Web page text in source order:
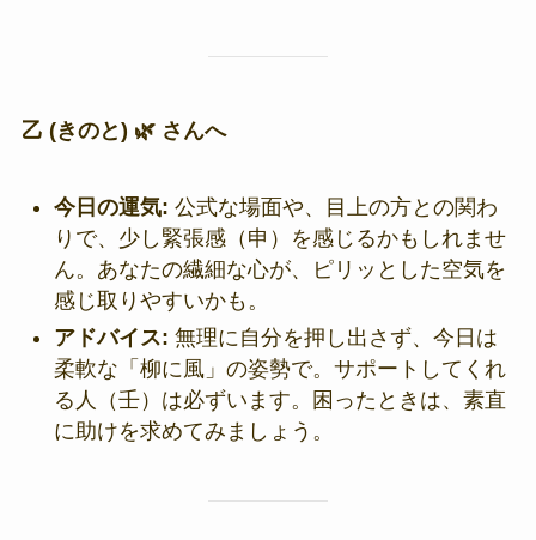
乙 (きのと) 🌿 さんへ
今日の運気: 公式な場面や、目上の方との関わ
りで、少し緊張感（申）を感じるかもしれませ
ん。あなたの繊細な心が、ピリッとした空気を
感じ取りやすいかも。
アドバイス: 無理に自分を押し出さず、今日は
柔軟な「柳に風」の姿勢で。サポートしてくれ
る人（壬）は必ずいます。困ったときは、素直
に助けを求めてみましょう。